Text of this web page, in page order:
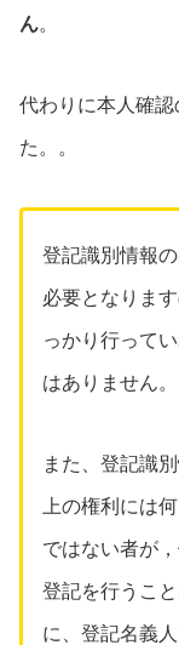
ん。
代わりに本人確
た。。
登記識別情報
必要となりま
っかり行って
はありません。
また、登記識
上の権利には
ではない者が
登記を行うこ
に、登記名義